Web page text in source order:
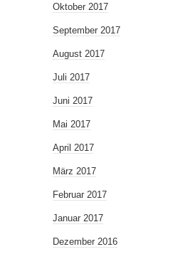
Oktober 2017
September 2017
August 2017
Juli 2017
Juni 2017
Mai 2017
April 2017
März 2017
Februar 2017
Januar 2017
Dezember 2016